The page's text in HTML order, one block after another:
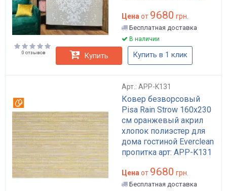
Цена от 9680 грн.
Бесплатная доставка
В наличии
0 отзывов Купить Купить в 1 клик
Арт.: APP-K131
Ковер безворсовый
Pisa Rain Strow 160x230
см оранжевый акрил
хлопок полиэстер для
дома гостиной Everclean
пропитка арт: APP-K131
Цена от 9680 грн.
Бесплатная доставка